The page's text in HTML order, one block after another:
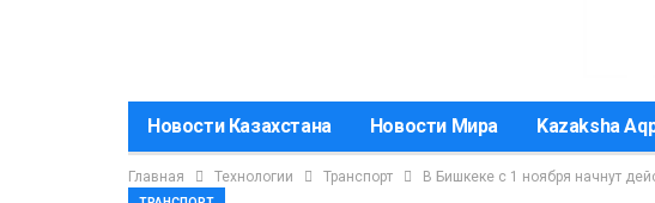
Новости Казахстана Новости Мира Kazaksha
Главная Технологии Транспорт В Бишкеке с 1 ноября начнут